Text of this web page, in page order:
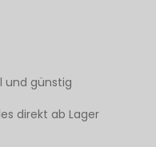
und günstig
direkt ab Lager